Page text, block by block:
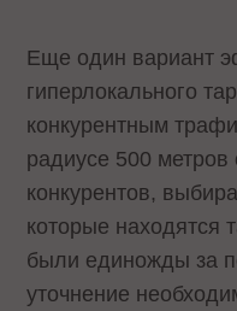
Еще один вариант
гиперлокального
конкурентным
радиусе 500
конкурентов,
которые находятся
были единожды за
уточнение